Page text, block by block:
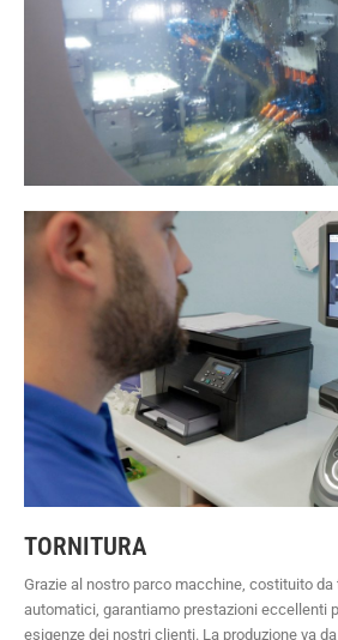
TORNITURA
Grazie al nostro parco macchine, costituito da
automatici, garantiamo prestazioni eccellenti
esigenze dei nostri clienti. La produzione va